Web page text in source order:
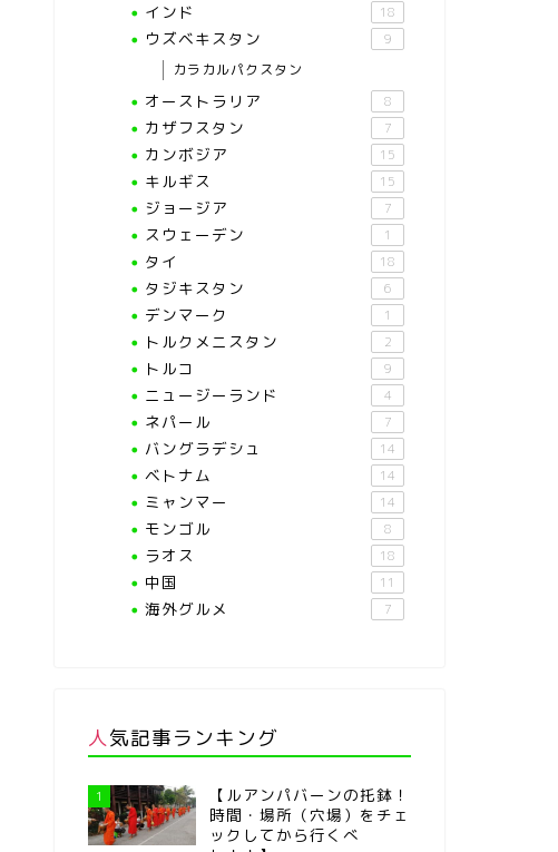
インド 18
ウズベキスタン 9
カラカルパクスタン
オーストラリア 8
カザフスタン 7
カンボジア 15
キルギス 15
ジョージア 7
スウェーデン 1
タイ 18
タジキスタン 6
デンマーク 1
トルクメニスタン 2
トルコ 9
ニュージーランド 4
ネパール 7
バングラデシュ 14
ベトナム 14
ミャンマー 14
モンゴル 8
ラオス 18
中国 11
海外グルメ 7
人気記事ランキング
1
【ルアンパバーンの托鉢！
時間・場所（穴場）をチェ
ックしてから行くべ